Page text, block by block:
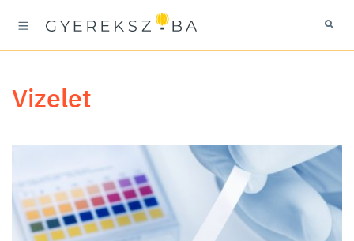
vizelet